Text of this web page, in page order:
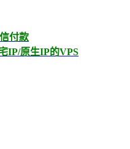
付款
IP/原生IP的VPS